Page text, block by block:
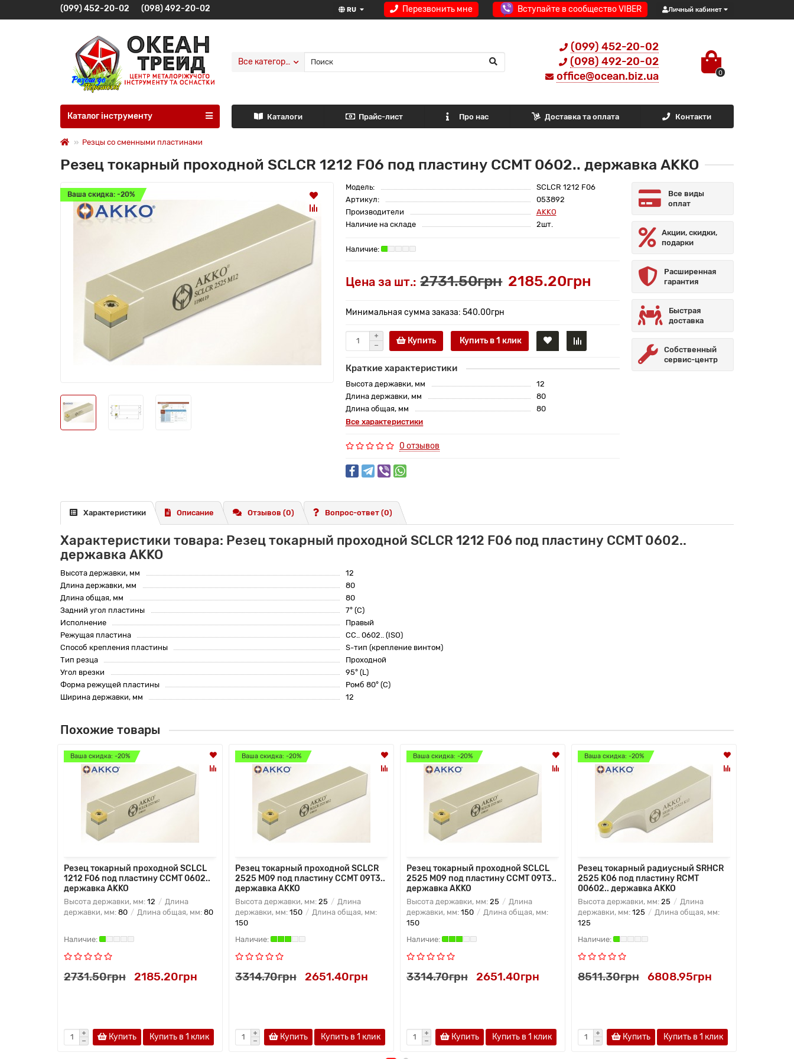
Перезвонить мне Вступайте в сообщество VIBER Личный кабинет
RU
(099) 452-20-02 (098) 492-20-02
(099) 452-20-02
(098) 492-20-02
office@ocean.biz.ua
0
Все категории
Каталог інструменту Каталоги Прайс-лист Про нас Доставка та оплата Контакти
Резцы со сменными пластинами
Резец токарный проходной SCLCR 1212 F06 под пластину CCMT 0602.. державка AKKO
Ваша скидка: -20%
Модель:
SCLCR 1212 F06
Артикул:
053892
Производители
AKKO
Наличие на складе
2шт.
Цена за шт.: 2731.50грн 2185.20грн
Минимальная сумма заказа: 540.00грн
Купить Купить в 1 клик
Краткие характеристики
Высота державки, мм
12
Длина державки, мм
80
Длина общая, мм
80
Все характеристики
0 отзывов
Все виды
оплат
Акции, скидки,
подарки
Расширенная
гарантия
Быстрая
доставка
Собственный
сервис-центр
Характеристики Описание Отзывов (0) Вопрос-ответ (0)
Характеристики товара: Резец токарный проходной SCLCR 1212 F06 под пластину CCMT 0602..
державка AKKO
Высота державки, мм
12
Длина державки, мм
80
Длина общая, мм
80
Задний угол пластины
7° (C)
Исполнение
Правый
Режущая пластина
CC.. 0602.. (ISO)
Способ крепления пластины
S-тип (крепление винтом)
Тип резца
Проходной
Угол врезки
95° (L)
Форма режущей пластины
Ромб 80° (C)
Ширина державки, мм
12
Похожие товары
Ваша скидка: -20%
Резец токарный проходной SCLCL
1212 F06 под пластину CCMT 0602..
державка AKKO
Высота державки, мм: 12
Длина
державки, мм: 80 Длина общая, мм: 80
2731.50грн 2185.20грн
Купить Купить в 1 клик
Ваша скидка: -20%
Резец токарный проходной SCLCR
2525 M09 под пластину CCMT 09T3..
державка AKKO
Высота державки, мм: 25
Длина
державки, мм: 150
Длина общая, мм:
150
3314.70грн 2651.40грн
Купить Купить в 1 клик
Ваша скидка: -20%
Резец токарный проходной SCLCL
2525 M09 под пластину CCMT 09T3..
державка AKKO
Высота державки, мм: 25
Длина
державки, мм: 150
Длина общая, мм:
150
3314.70грн 2651.40грн
Купить Купить в 1 клик
Ваша скидка: -20%
Резец токарный радиусный SRHCR
2525 K06 под пластину RCMT
00602.. державка AKKO
Высота державки, мм: 25
Длина
державки, мм: 125
Длина общая, мм:
125
8511.30грн 6808.95грн
Купить Купить в 1 клик